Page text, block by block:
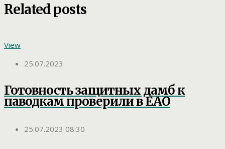
Related posts
View
25.07.2023
Готовность защитных дамб к
паводкам проверили в ЕАО
25.07.2023 08:30